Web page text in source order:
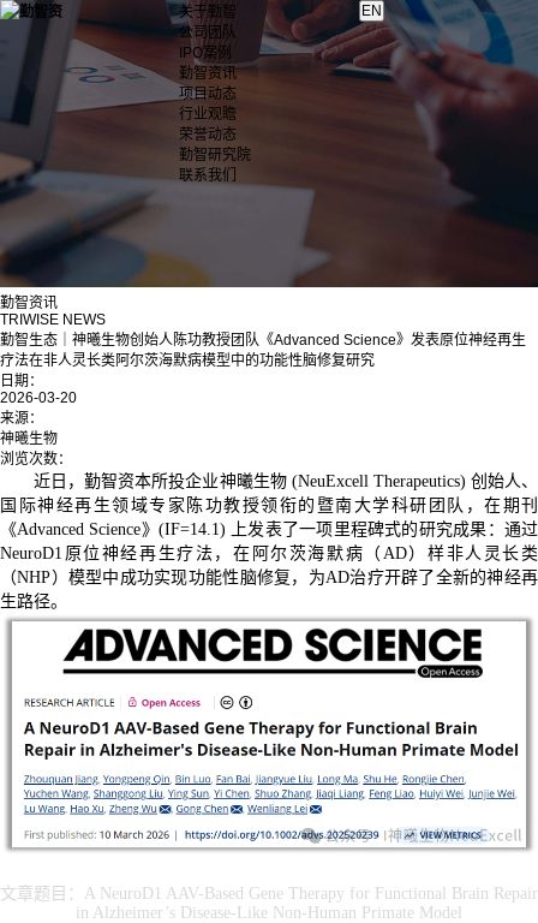
关于勤智
公司团队
IPO案例
勤智资讯
项目动态
行业观瞻
荣誉动态
勤智研究院
联系我们
勤智资讯
TRIWISE NEWS
勤智生态｜神曦生物创始人陈功教授团队《Advanced Science》发表原位神经再生
疗法在非人灵长类阿尔茨海默病模型中的功能性脑修复研究
日期：
2026-03-20
来源：
神曦生物
浏览次数：
近日，勤智资本所投企业神曦生物 (NeuExcell Therapeutics) 创始人、
国际神经再生领域专家陈功教授领衔的暨南大学科研团队，在期刊
《Advanced Science》(IF=14.1) 上发表了一项里程碑式的研究成果：通过
NeuroD1原位神经再生疗法，在阿尔茨海默病（AD）样非人灵长类
（NHP）模型中成功实现功能性脑修复，为AD治疗开辟了全新的神经再
生路径。
文章题目：A NeuroD1 AAV-Based Gene Therapy for Functional Brain Repair
in Alzheimer’s Disease-Like Non-Human Primate Model